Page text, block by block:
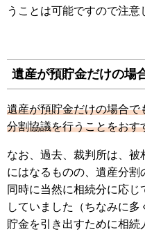
うことは可能ですので注意
遺産が預貯金だけの場
遺産が預貯金だけの場合
分割協議を行うことをおす
なお、過去、裁判所は、被
にはなるものの、遺産分割
同時に当然に相続分に応
していました（ちなみに
貯金を引き出すために相続